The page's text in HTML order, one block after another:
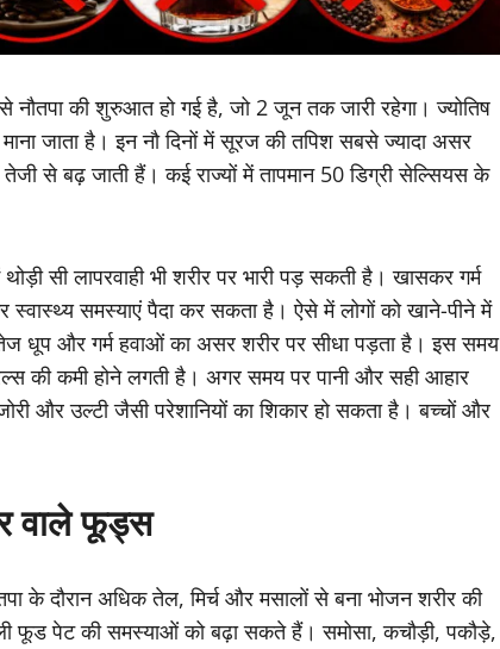
की शुरुआत हो गई है, जो 2 जून तक जारी रहेगा। ज्योतिष
जाता है। इन नौ दिनों में सूरज की तपिश सबसे ज्यादा असर
से बढ़ जाती हैं। कई राज्यों में तापमान 50 डिग्री सेल्सियस के
सी लापरवाही भी शरीर पर भारी पड़ सकती है। खासकर गर्म
स्वास्थ्य समस्याएं पैदा कर सकता है। ऐसे में लोगों को खाने-पीने में
तेज धूप और गर्म हवाओं का असर शरीर पर सीधा पड़ता है। इस समय
की कमी होने लगती है। अगर समय पर पानी और सही आहार
और उल्टी जैसी परेशानियों का शिकार हो सकता है। बच्चों और
वाले फूड्स
के दौरान अधिक तेल, मिर्च और मसालों से बना भोजन शरीर की
फूड पेट की समस्याओं को बढ़ा सकते हैं। समोसा, कचौड़ी, पकौड़े,